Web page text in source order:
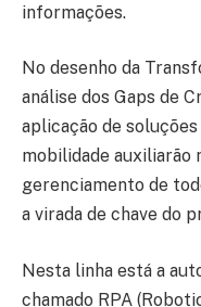
informações.
No desenho da
análise dos Gaps de
aplicação de
mobilidade auxiliarão
gerenciamento de
a virada de chave do
Nesta linha está a
chamado RPA